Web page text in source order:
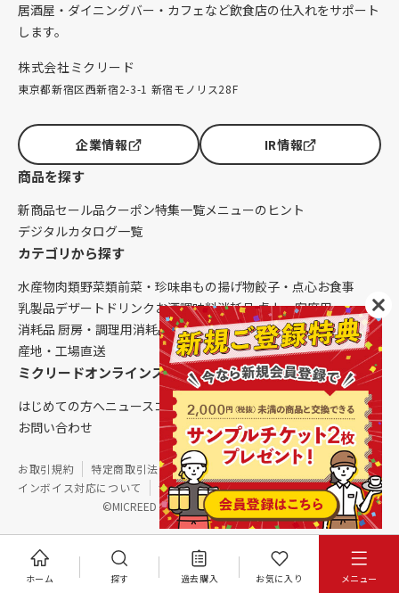
ホーム 探す 過去購入 お気に入り メニュー
居酒屋・ダイニングバー・カフェなど飲食店の仕入れをサポート
します。
株式会社ミクリード
東京都新宿区西新宿2-3-1 新宿モノリス28F
企業情報 IR情報
商品を探す
新商品セール品クーポン特集一覧メニューのヒント
デジタルカタログ一覧
カテゴリから探す
水産物肉類野菜類前菜・珍味串もの揚げ物餃子・点心お食事
乳製品デザート ドリンク お酒調味料消耗品 卓上・客席用
消耗品 厨房・調理用消耗品 クレンリネス生鮮品（配送便限定）
産地・工場直送
ミクリードオンラインストアについて
はじめての方へニュースコラムご利用ガイド会社概要
お問い合わせ
©MICREED CO.,LTD. All Rights Reserved.
お取引規約 特定商取引法に基づく表記
個人情報保護方針
インボイス対応について
サイトマップ